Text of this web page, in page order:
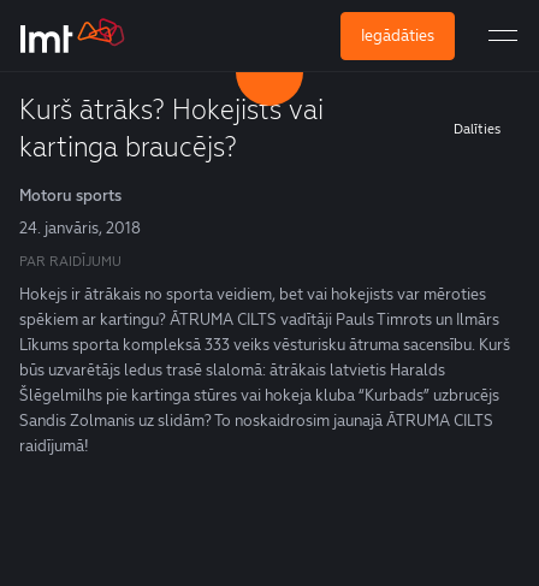
Iegādāties
Kurš ātrāks? Hokejists vai
kartinga braucējs?
Dalīties
Motoru sports
24. janvāris, 2018
PAR RAIDĪJUMU
Hokejs ir ātrākais no sporta veidiem, bet vai hokejists var mēroties
spēkiem ar kartingu? ĀTRUMA CILTS vadītāji Pauls Timrots un Ilmārs
Līkums sporta kompleksā 333 veiks vēsturisku ātruma sacensību. Kurš
būs uzvarētājs ledus trasē slalomā: ātrākais latvietis Haralds
Šlēgelmilhs pie kartinga stūres vai hokeja kluba “Kurbads” uzbrucējs
Sandis Zolmanis uz slidām? To noskaidrosim jaunajā ĀTRUMA CILTS
raidījumā!